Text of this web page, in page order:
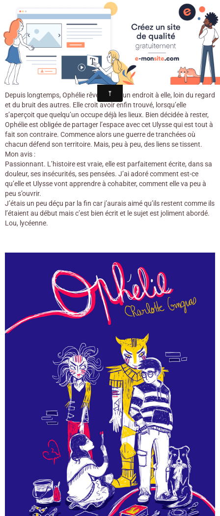
Croqu'livre
Ophélie / Charlotte Gingras. - Alice,
2018
Depuis longtemps, Ophélie rêve d’avoir un endroit à elle, loin du regard
et du bruit des autres. Elle croit avoir enfin trouvé, lorsqu’elle
s’aperçoit que quelqu’un occupe déjà les lieux. Bien décidée à rester,
Ophélie est obligée de partager l’espace avec cet Ulysse qui est tout à
fait son contraire. Commence alors une guerre de tranchées où
chacun défend son territoire. Mais, peu à peu, des liens se tissent.
Mon avis :
Passionnant. L’histoire est vraie, elle est parfaitement écrite, dans sa
douleur, ses insécurités, ses pensées. J’ai adoré comment est-ce
qu’elle et Ulysse vont apprendre à cohabiter, comment elle va peu à
peu s’ouvrir.
J’étais un peu déçu par la fin car j’aurais aimé qu’ils restent comme ils
l’étaient au début mais c’est bien écrit et le sujet est joliment abordé.
Lou, lycéenne.